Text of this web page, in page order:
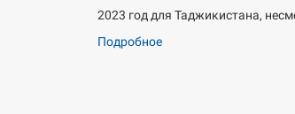
2023 год для Таджикистана,
Подробное